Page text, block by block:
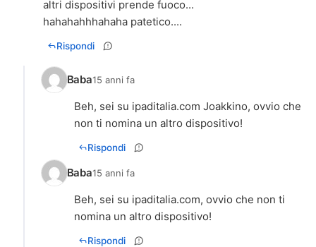
altri dispositivi prende fuoco...
hahahahhhahaha patetico....
Rispondi
Baba15 anni fa
Beh, sei su ipaditalia.com Joakkino, ovvio che
non ti nomina un altro dispositivo!
Rispondi
Baba15 anni fa
Beh, sei su ipaditalia.com, ovvio che non ti
nomina un altro dispositivo!
Rispondi